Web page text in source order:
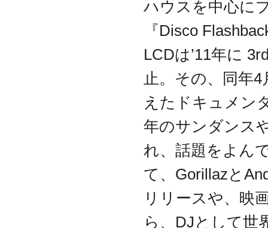
ハウスを中心に
『Disco
LCDは’11年に
止。その、同年
えたドキュメン
年のサンダンス
れ、話題をよん
て、Gorillazと
リリースや、映
ら、DJとして世